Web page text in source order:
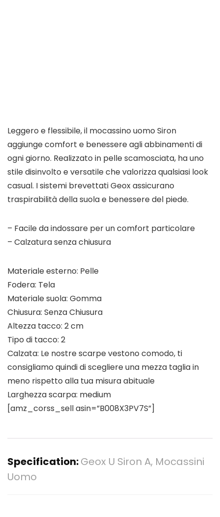
Leggero e flessibile, il mocassino uomo Siron
aggiunge comfort e benessere agli abbinamenti di
ogni giorno. Realizzato in pelle scamosciata, ha uno
stile disinvolto e versatile che valorizza qualsiasi look
casual. I sistemi brevettati Geox assicurano
traspirabilità della suola e benessere del piede.
– Facile da indossare per un comfort particolare
– Calzatura senza chiusura
Materiale esterno: Pelle
Fodera: Tela
Materiale suola: Gomma
Chiusura: Senza Chiusura
Altezza tacco: 2 cm
Tipo di tacco: 2
Calzata: Le nostre scarpe vestono comodo, ti
consigliamo quindi di scegliere una mezza taglia in
meno rispetto alla tua misura abituale
Larghezza scarpa: medium
[amz_corss_sell asin=”B008X3PV7S”]
Specification:Geox U Siron A, Mocassini
Uomo